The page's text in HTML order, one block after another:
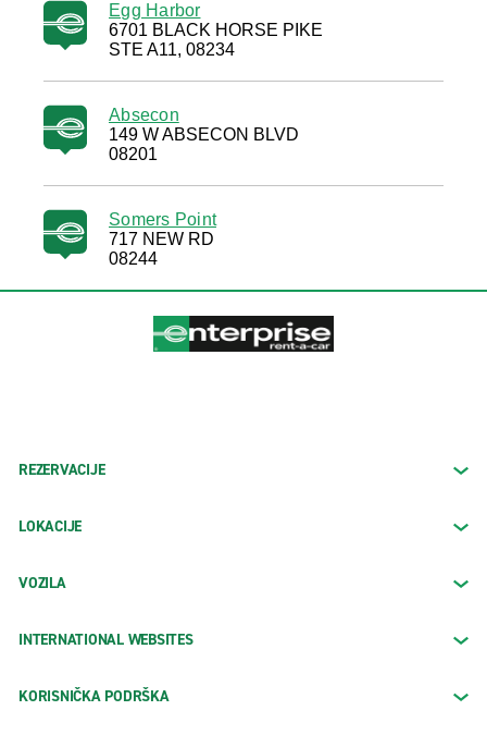
Egg Harbor
6701 BLACK HORSE PIKE
STE A11, 08234
Absecon
149 W ABSECON BLVD
08201
Somers Point
717 NEW RD
08244
REZERVACIJE
LOKACIJE
VOZILA
INTERNATIONAL WEBSITES
KORISNIČKA PODRŠKA